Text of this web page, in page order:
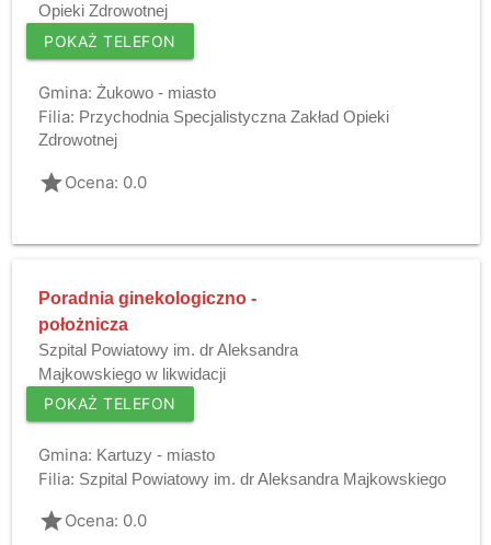
Opieki Zdrowotnej
POKAŻ TELEFON
Gmina: Żukowo - miasto
Filia: Przychodnia Specjalistyczna Zakład Opieki
Zdrowotnej
gradeOcena: 0.0
Poradnia ginekologiczno -
położnicza
Szpital Powiatowy im. dr Aleksandra
Majkowskiego w likwidacji
POKAŻ TELEFON
Gmina: Kartuzy - miasto
Filia: Szpital Powiatowy im. dr Aleksandra Majkowskiego
gradeOcena: 0.0